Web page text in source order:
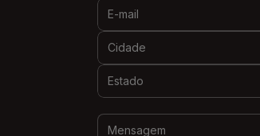
E-mail:
Cidade:
Estado: